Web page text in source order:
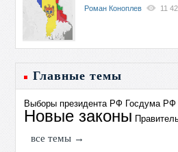
Роман Коноплев 11
Главные темы
Выборы президента РФ Госдума РФ
Новые законы
все темы →